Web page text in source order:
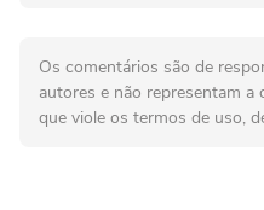
Os comentários são de
autores e não representam a
que viole os termos de uso,